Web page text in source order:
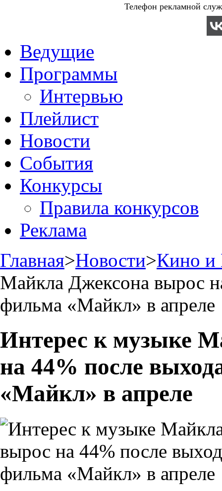
Телефон рекламной
Ведущие
Программы
Интервью
Плейлист
Новости
События
Конкурсы
Правила конкурсов
Реклама
Главная>Новости>Кино и
Майкла Джексона вырос
фильма «Майкл» в апреле
Интерес к музыке
на 44% после
«Майкл» в апреле